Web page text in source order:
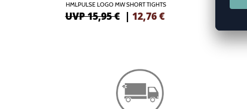
HMLPULSE LOGO MW SHORT TIGHTS
UVP 15,95 € | 12,76€